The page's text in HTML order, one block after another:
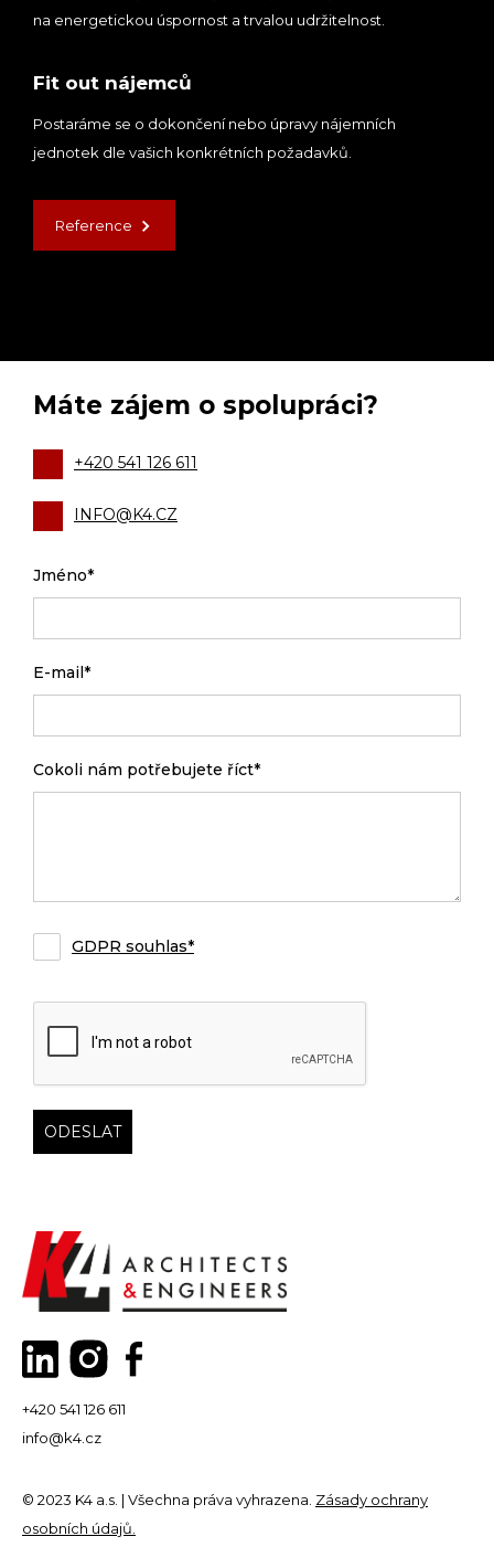
na energetickou úspornost a trvalou udržitelnost.
Fit out nájemců
Postaráme se o dokončení nebo úpravy nájemních
jednotek dle vašich konkrétních požadavků.
Reference
Máte zájem o spolupráci?
+420 541 126 611
INFO@K4.CZ
Jméno*
E-mail*
Cokoli nám potřebujete říct*
GDPR souhlas*
+420 541 126 611
info@k4.cz
© 2023 K4 a.s. | Všechna práva vyhrazena. Zásady ochrany
osobních údajů.